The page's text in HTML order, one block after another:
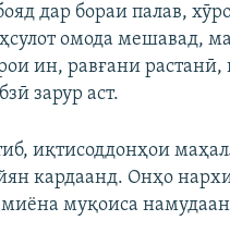
дар бораи палав,
омода мешавад,
ин, равғани
зарур аст.
иқтисоддонҳои
кардаанд. Онҳо
муқоиса